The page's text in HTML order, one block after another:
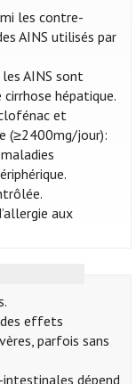
les contre-
AINS utilisés par
les AINS sont
cirrhose hépatique.
et
(≥2400mg/jour):
aux
effets
parfois sans
dépend